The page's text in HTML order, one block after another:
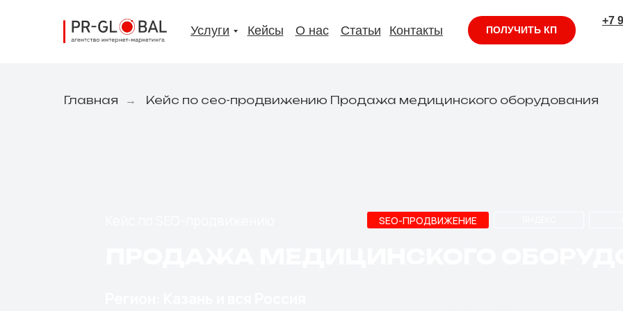
Услуги Кейсы О нас Статьи
+7
Контакты ПОЛУЧИТЬ КП
Главная → Кейс по сео-продвижению Продажа медицинского оборудования
SEO-ПРОДВИЖЕНИЕ